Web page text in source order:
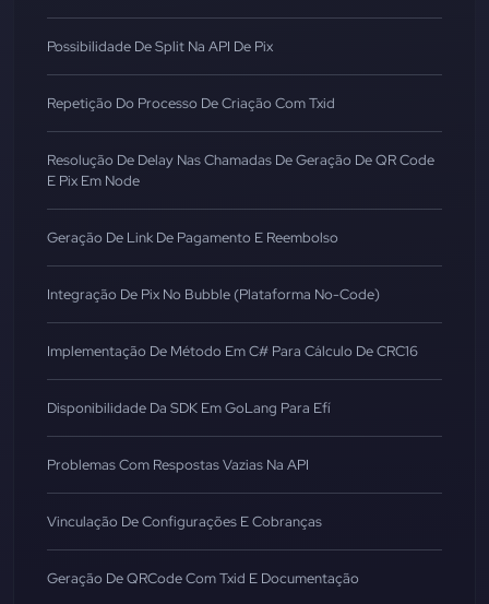
Possibilidade De Split Na API De Pix
Repetição Do Processo De Criação Com Txid
Resolução De Delay Nas Chamadas De Geração De QR Code
E Pix Em Node
Geração De Link De Pagamento E Reembolso
Integração De Pix No Bubble (Plataforma No-Code)
Implementação De Método Em C# Para Cálculo De CRC16
Disponibilidade Da SDK Em GoLang Para Efí
Problemas Com Respostas Vazias Na API
Vinculação De Configurações E Cobranças
Geração De QRCode Com Txid E Documentação